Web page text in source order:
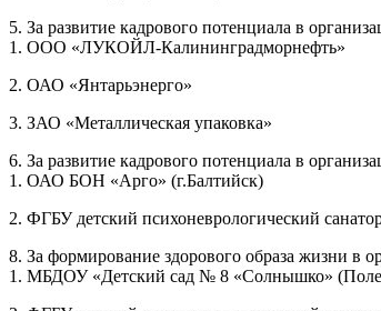
5. За развитие кадрового потенциала в
1. ООО «ЛУКОЙЛ-Калининградморнефть»
2. ОАО «Янтарьэнерго»
3. ЗАО «Металлическая упаковка»
6. За развитие кадрового потенциала в
1. ОАО БОН «Арго» (г.Балтийск)
2. ФГБУ детский психоневрологический
8. За формирование здорового образа жизни в
1. МБДОУ «Детский сад № 8 «Солнышко»